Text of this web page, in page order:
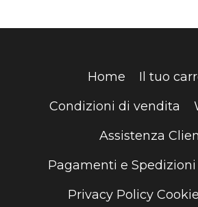
Home
Il tuo
Condizioni di vendita
Assistenza
Pagamenti e Spedizioni
Privacy Policy